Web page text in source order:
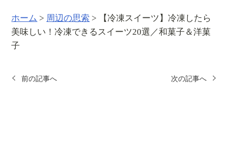
ホーム > 周辺の思索 >
【冷凍スイーツ】冷凍したら
美味しい！冷凍できるスイーツ20選／和菓子＆洋菓
子
前の記事へ 次の記事へ